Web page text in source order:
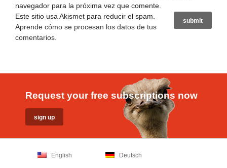
navegador para la próxima vez que comente.
Este sitio usa Akismet para reducir el spam.
Aprende cómo se procesan los datos de tus
comentarios
Request your free subscriptions now
English Deutsch